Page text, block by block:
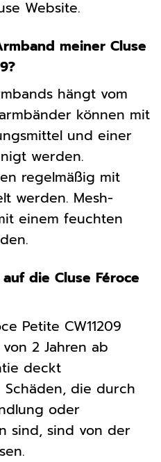
Website.
meiner Cluse
hängt vom
können mit
und einer
werden.
regelmäßig mit
werden. Mesh-
einem feuchten
die Cluse Féroce
Petite CW11209
2 Jahren ab
deckt
Schäden, die durch
oder
sind, sind von der